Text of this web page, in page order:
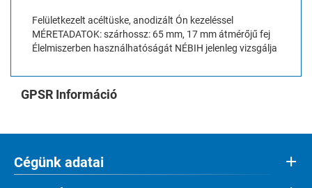
Felületkezelt acéltüske, anodizált Ón kezeléssel
MÉRETADATOK: szárhossz: 65 mm, 17 mm átmérőjű fej
Élelmiszerben használhatóságát NÉBIH jelenleg vizsgálja
GPSR Információ
Cégünk adatai